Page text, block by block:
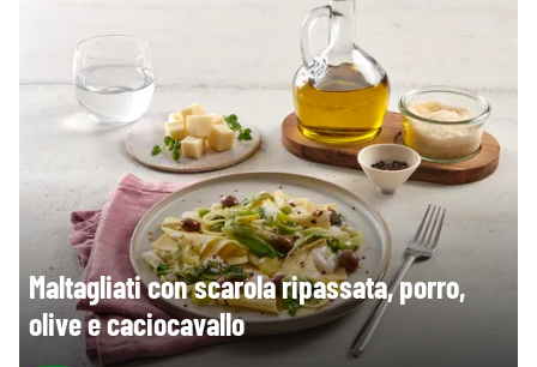
Maltagliati con scarola ripassata, porro,
olive e caciocavallo